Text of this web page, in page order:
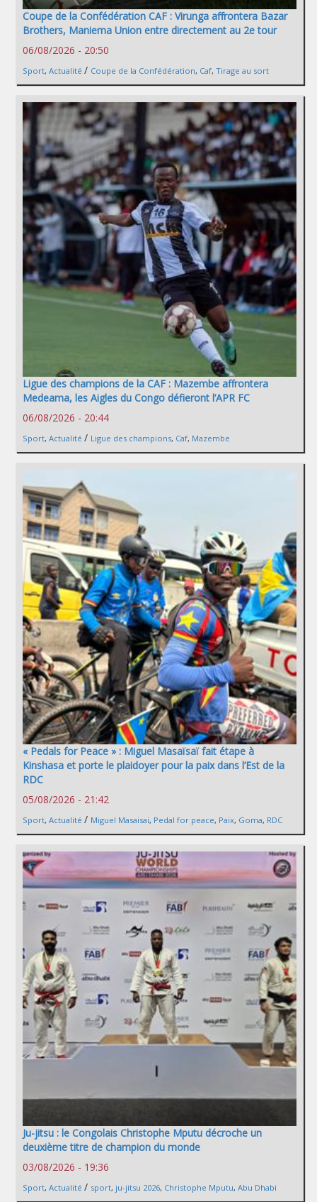
Coupe de la Confédération CAF : Virunga affrontera Bazar
Brothers, Maniema Union entre directement au 2e tour
06/08/2026 - 20:50
Sport, Actualité / Coupe de la Confédération, Caf, Tirage au sort
Ligue des champions de la CAF : Mazembe affrontera
Medeama, les Aigles du Congo défieront l’APR FC
06/08/2026 - 20:44
Sport, Actualité / Ligue des champions, Caf, Mazembe
« Pedals for Peace » : Miguel Masaïsaï fait étape à
Kinshasa et porte le plaidoyer pour la paix dans l’Est de la
RDC
05/08/2026 - 21:42
Sport, Actualité / Miguel Masaisai, Pedal for peace, Paix, Goma, RDC
Ju-jitsu : le Congolais Christophe Mputu décroche un
deuxième titre de champion du monde
03/08/2026 - 19:36
Sport, Actualité / sport, ju-jitsu 2026, Christophe Mputu, Abu Dhabi